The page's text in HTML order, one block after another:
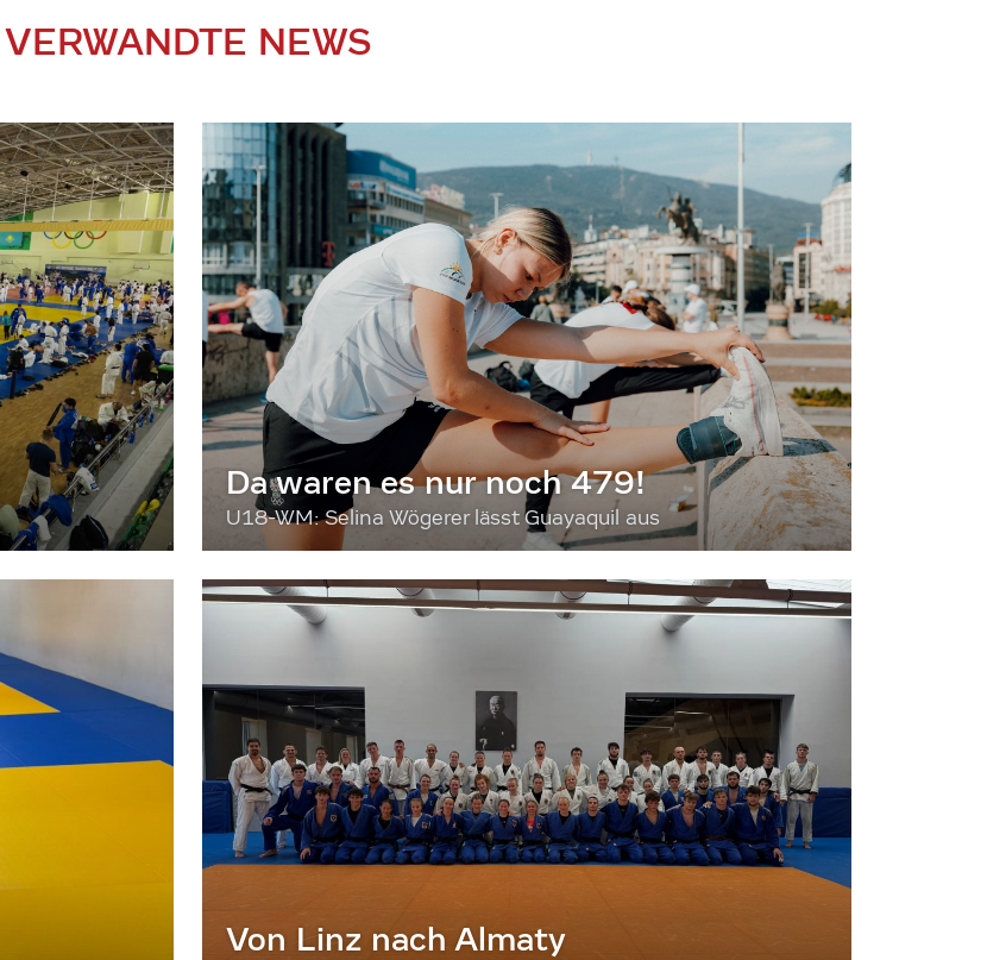
VERWANDTE NEWS
Da waren es nur noch 479!
U18-WM: Selina Wögerer lässt Guayaquil aus
Von Linz nach Almaty